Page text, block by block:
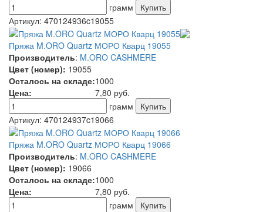
грамм
Артикул: 470124936c19055
Пряжа M.ORO Quartz МОРО Кварц 19055
Производитель: M.ORO CASHMERE
Цвет (номер): 19055
Осталось на складе:1000
Цена:
7,80 руб.
грамм
Артикул: 470124937c19066
Пряжа M.ORO Quartz МОРО Кварц 19066
Производитель: M.ORO CASHMERE
Цвет (номер): 19066
Осталось на складе:1000
Цена:
7,80 руб.
грамм